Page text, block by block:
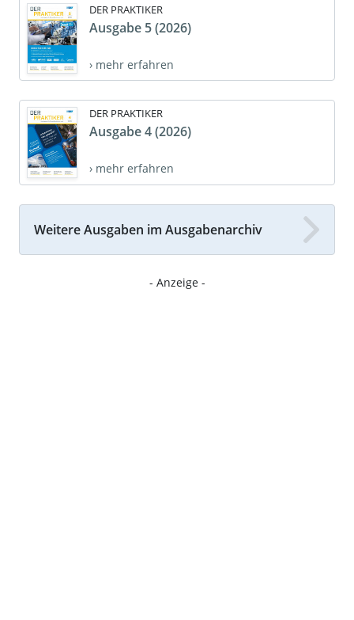
DER PRAKTIKER
Ausgabe 5 (2026)
› mehr erfahren
DER PRAKTIKER
Ausgabe 4 (2026)
› mehr erfahren
Weitere Ausgaben im Ausgabenarchiv
- Anzeige -